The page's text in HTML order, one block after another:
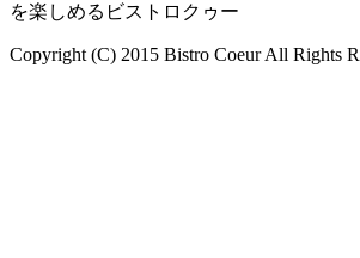
を楽しめるビストロクゥー
Copyright (C) 2015 Bistro Coeur All Rights